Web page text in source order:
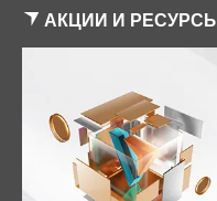
АКЦИИ И РЕСУРСЫ